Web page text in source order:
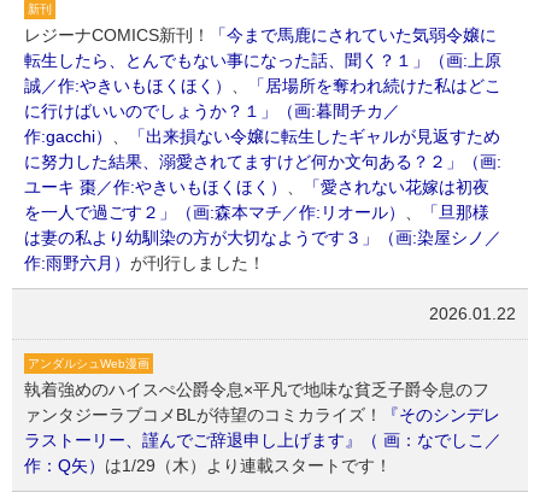
新刊
レジーナCOMICS新刊！
「今まで馬鹿にされていた気弱令嬢に
転生したら、とんでもない事になった話、聞く？１」（画:上原
誠／作:やきいもほくほく）
「居場所を奪われ続けた私はどこ
に行けばいいのでしょうか？１」（画:暮間チカ／
作:gacchi）
「出来損ない令嬢に転生したギャルが見返すため
に努力した結果、溺愛されてますけど何か文句ある？２」（画:
ユーキ 棗／作:やきいもほくほく）
「愛されない花嫁は初夜
を一人で過ごす２」（画:森本マチ／作:リオール）
「旦那様
は妻の私より幼馴染の方が大切なようです３」（画:染屋シノ／
作:雨野六月） が刊行しました！
2026.01.22
アンダルシュWeb漫画
執着強めのハイスぺ公爵令息×平凡で地味な貧乏子爵令息のフ
ァンタジーラブコメBLが待望のコミカライズ！
『そのシンデレ
ラストーリー、謹んでご辞退申し上げます』（ 画：なでしこ／
作：Q矢） は1/29（木）より連載スタートです！